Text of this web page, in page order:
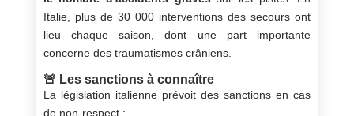
Italie, plus de 30 000 interventions des secours ont
lieu chaque saison, dont une part importante
concerne des traumatismes crâniens.
🚨 Les sanctions à connaître
La législation italienne prévoit des sanctions en cas
de non-respect :